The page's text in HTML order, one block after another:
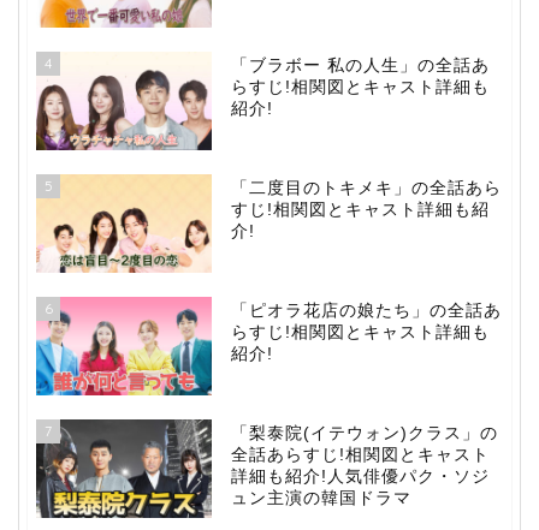
4
「ブラボー 私の人生」の全話あ
らすじ!相関図とキャスト詳細も
紹介!
5
「二度目のトキメキ」の全話あら
すじ!相関図とキャスト詳細も紹
介!
6
「ピオラ花店の娘たち」の全話あ
らすじ!相関図とキャスト詳細も
紹介!
7
「梨泰院(イテウォン)クラス」の
全話あらすじ!相関図とキャスト
詳細も紹介!人気俳優パク・ソジ
ュン主演の韓国ドラマ